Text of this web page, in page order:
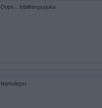
Oops... Inbillningssjuka
Narkolepsi